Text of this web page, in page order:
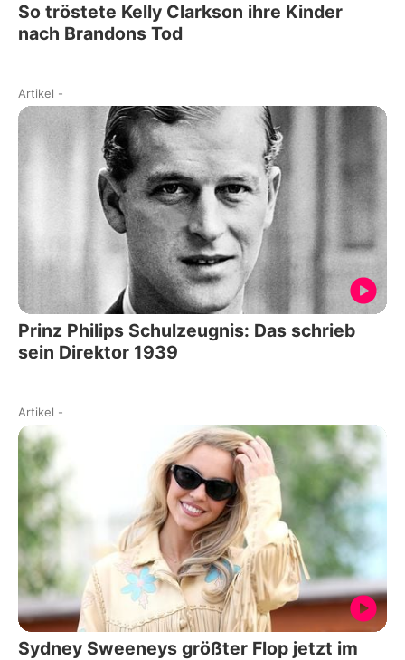
So tröstete Kelly Clarkson ihre Kinder
nach Brandons Tod
Artikel -
Prinz Philips Schulzeugnis: Das schrieb
sein Direktor 1939
Artikel -
Sydney Sweeneys größter Flop jetzt im